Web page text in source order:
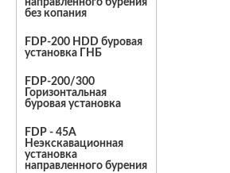
направленного бурения
без копания
FDP-200 HDD буровая
установка ГНБ
FDP-200/300
Горизонтальная
буровая установка
FDP - 45A
Неэкскавационная
установка
направленного бурения